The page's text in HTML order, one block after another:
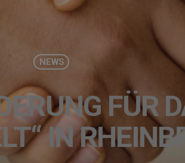
NEWS
FÜR
IN